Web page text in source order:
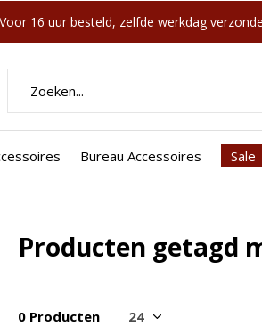
Bureau Accessoires Sale
Voor 16 uur besteld, zelfde werkdag
Producten getagd
0 Producten